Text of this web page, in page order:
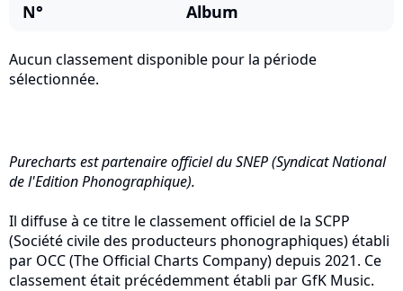
N° Album
Aucun classement disponible pour la période
sélectionnée.
Purecharts est partenaire officiel du SNEP (Syndicat National
de l'Edition Phonographique).
Il diffuse à ce titre le classement officiel de la SCPP
(Société civile des producteurs phonographiques) établi
par OCC (The Official Charts Company) depuis 2021. Ce
classement était précédemment établi par GfK Music.